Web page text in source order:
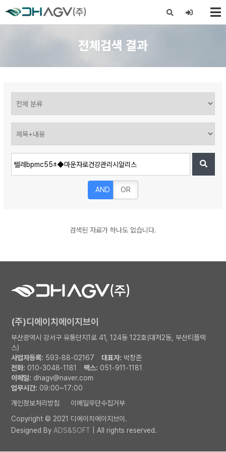
전체검색 결과
AND OR
검색된 자료가 하나도 없습니다.
(주)디에이치에이지브이
부산광역시 강서구 유통단지1로 41, 124동 122호(대저2동, 부산티플렉
스)
사업자등록: 593-88-02167 대표자: 박창준
전화: 010-3048-1181 팩스: 051-911-1181
이메일: dhagv@naver.com
업무시간: 09:00~17:00
개인정보처리방침
이메일무단수집거부
Copyright © 2021 디에이치에이지브이.
Designed By ADS&SOFT | All rights reserved.